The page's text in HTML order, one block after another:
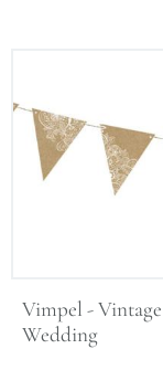
Vimpel - Vintage
Wedding